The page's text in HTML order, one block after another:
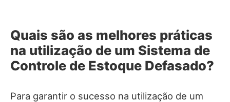
Quais são as melhores práticas
na utilização de um Sistema de
Controle de Estoque Defasado?
Para garantir o sucesso na utilização de um